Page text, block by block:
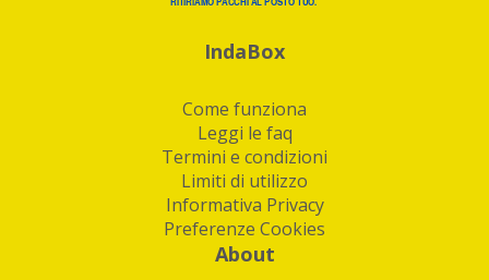
IndaBox
Come funziona
Leggi le faq
Termini e condizioni
Limiti di utilizzo
Informativa Privacy
Preferenze Cookies
About